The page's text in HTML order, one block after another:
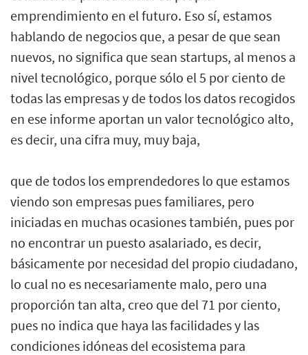
emprendimiento en el futuro. Eso sí, estamos
hablando de negocios que, a pesar de que sean
nuevos, no significa que sean startups, al menos a
nivel tecnológico, porque sólo el 5 por ciento de
todas las empresas y de todos los datos recogidos
en ese informe aportan un valor tecnológico alto,
es decir, una cifra muy, muy baja,
que de todos los emprendedores lo que estamos
viendo son empresas pues familiares, pero
iniciadas en muchas ocasiones también, pues por
no encontrar un puesto asalariado, es decir,
básicamente por necesidad del propio ciudadano,
lo cual no es necesariamente malo, pero una
proporción tan alta, creo que del 71 por ciento,
pues no indica que haya las facilidades y las
condiciones idóneas del ecosistema para